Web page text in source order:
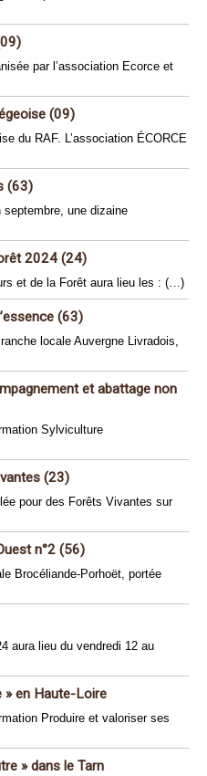
par l’association Ecorce et
(09)
du RAF. L’association ÉCORCE
(63)
une dizaine
2024 (24)
et de la Forêt aura lieu les : (…)
(63)
locale Auvergne Livradois,
et abattage non
Sylviculture
(23)
pour des Forêts Vivantes sur
n°2 (56)
Brocéliande-Porhoët, portée
aura lieu du vendredi 12 au
» en Haute-Loire
Produire et valoriser ses
» dans le Tarn